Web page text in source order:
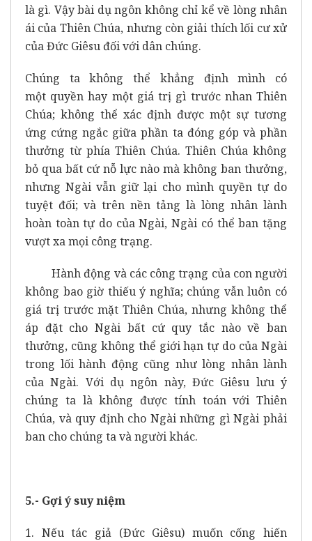
là gì. Vậy bài dụ ngôn không chỉ kể về lòng nhân
ái của Thiên Chúa, nhưng còn giải thích lối cư xử
của Đức Giêsu đối với dân chúng.
Chúng ta không thể khẳng định mình có
một quyền hay một giá trị gì trước nhan Thiên
Chúa; không thể xác định được một sự tương
ứng cứng ngắc giữa phần ta đóng góp và phần
thưởng từ phía Thiên Chúa. Thiên Chúa không
bỏ qua bất cứ nỗ lực nào mà không ban thưởng,
nhưng Ngài vẫn giữ lại cho mình quyền tự do
tuyệt đối; và trên nền tảng là lòng nhân lành
hoàn toàn tự do của Ngài, Ngài có thể ban tặng
vượt xa mọi công trạng.
Hành động và các công trạng của con người
không bao giờ thiếu ý nghĩa; chúng vẫn luôn có
giá trị trước mặt Thiên Chúa, nhưng không thể
áp đặt cho Ngài bất cứ quy tắc nào về ban
thưởng, cũng không thể giới hạn tự do của Ngài
trong lối hành động cũng như lòng nhân lành
của Ngài. Với dụ ngôn này, Đức Giêsu lưu ý
chúng ta là không được tính toán với Thiên
Chúa, và quy định cho Ngài những gì Ngài phải
ban cho chúng ta và người khác.
5.- Gợi ý suy niệm
1. Nếu tác giả (Đức Giêsu) muốn cống hiến